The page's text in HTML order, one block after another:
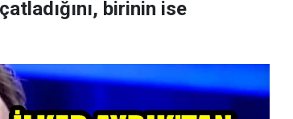
birinin ise